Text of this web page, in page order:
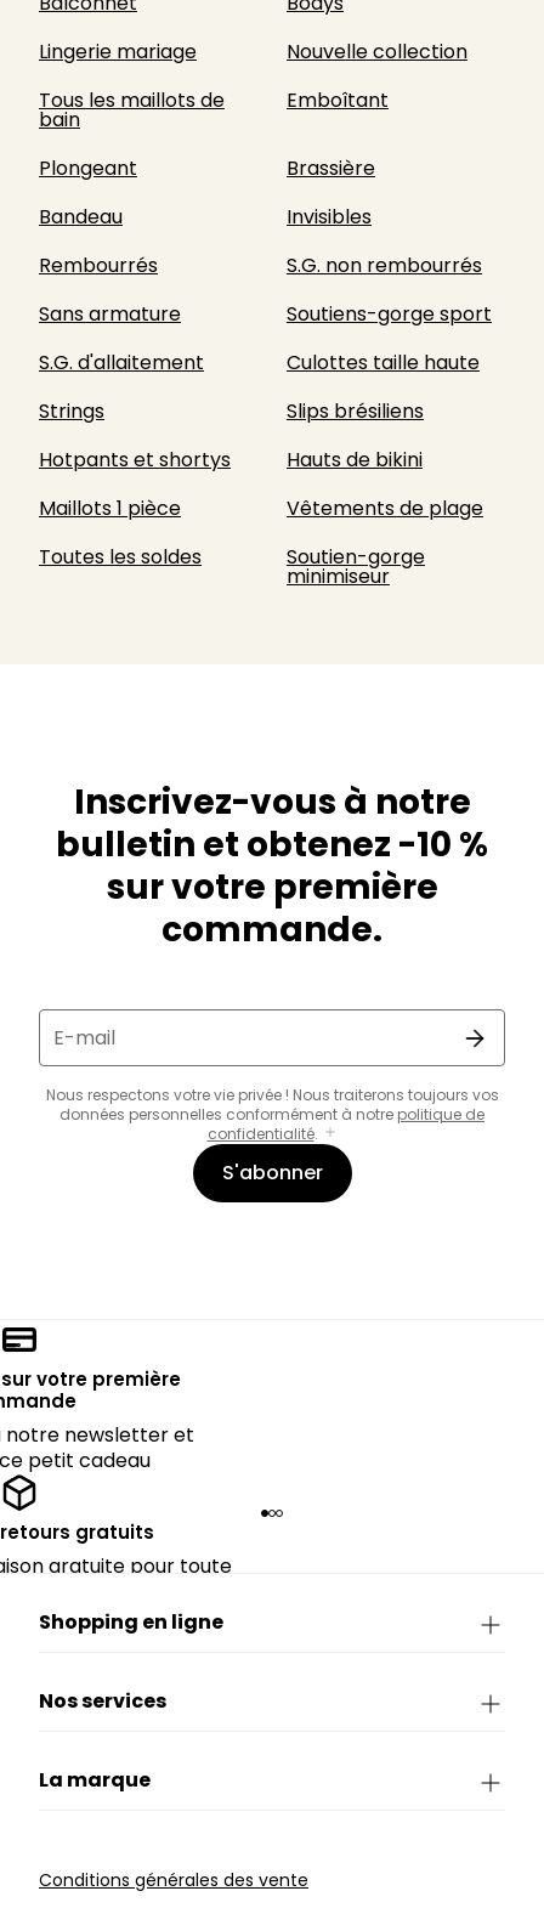
Lingerie mariage
Nouvelle collection
Tous les maillots de
bain
Emboîtant
Plongeant
Brassière
Bandeau
Invisibles
Rembourrés
S.G. non rembourrés
Sans armature
Soutiens-gorge sport
S.G. d'allaitement
Culottes taille haute
Strings
Slips brésiliens
Hotpants et shortys
Hauts de bikini
Maillots 1 pièce
Vêtements de plage
Toutes les soldes
Soutien-gorge
minimiseur
Inscrivez-vous à notre
bulletin et obtenez -10 %
sur votre première
commande.
E-mail
Nous respectons votre vie privée ! Nous traiterons toujours vos
données personnelles conformément à notre politique de
confidentialité.
S'abonner
votre première
notre newsletter et
petit cadeau
gratuits
gratuite pour toute
Shopping en ligne
Nos services
La marque
Conditions générales des vente